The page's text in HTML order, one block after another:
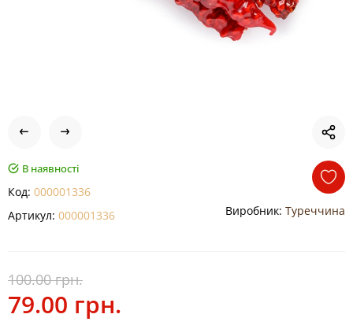
В наявності
Код: 000001336
Артикул: 000001336 Виробник: Туреччина
100.00 грн.
79.00 грн.